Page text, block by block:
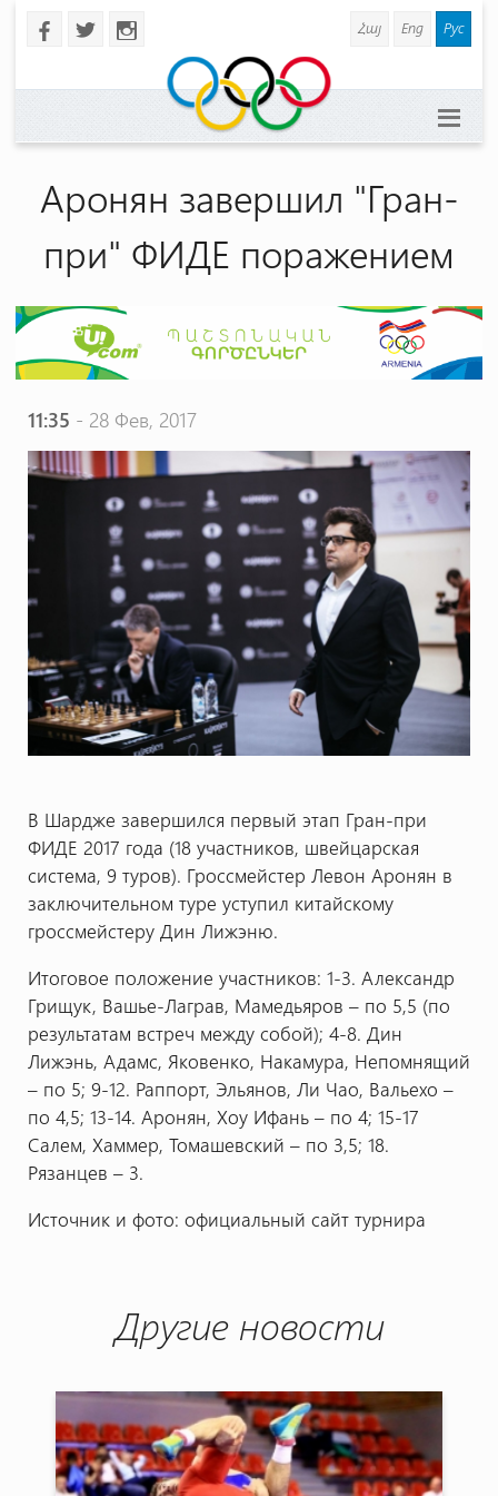
b a x Հայ Eng Рус
Аронян завершил "Гран-
при" ФИДЕ поражением
11:35 - 28 Фев, 2017
В Шардже завершился первый этап Гран-при
ФИДЕ 2017 года (18 участников, швейцарская
система, 9 туров). Гроссмейстер Левон Аронян в
заключительном туре уступил китайскому
гроссмейстеру Дин Лижэню.
Итоговое положение участников: 1-3. Александр
Грищук, Вашье-Лаграв, Мамедьяров – по 5,5 (по
результатам встреч между собой); 4-8. Дин
Лижэнь, Адамс, Яковенко, Накамура, Непомнящий
– по 5; 9-12. Раппорт, Эльянов, Ли Чао, Вальехо –
по 4,5; 13-14. Аронян, Хоу Ифань – по 4; 15-17
Салем, Хаммер, Томашевский – по 3,5; 18.
Рязанцев – 3.
Источник и фото: официальный сайт турнира
Другие новости